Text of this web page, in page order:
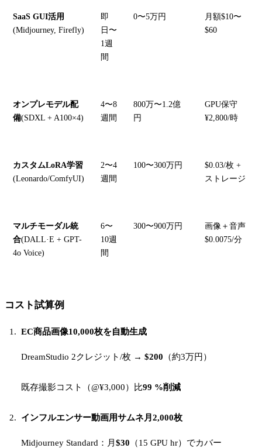
SaaS GUI活用
(Midjourney, Firefly)
即
日〜
1週
間
0〜5万円
月額$10〜
$60
オンプレモデル配
備(SDXL + A100×4)
4〜8
週間
800万〜1.2億
円
GPU保守
¥2,800/時
カスタムLoRA学習
(Leonardo/ComfyUI)
2〜4
週間
100〜300万円
$0.03/枚 +
ストレージ
マルチモーダル統
合(DALL·E + GPT-
4o Voice)
6〜
10週
間
300〜900万円
画像＋音声
$0.0075/分
コスト試算例
EC商品画像10,000枚を自動生成
DreamStudio 2クレジット/枚 → $200 （約3万円）
既存撮影コスト（@¥3,000）比99 %削減
インフルエンサー動画用サムネ月2,000枚
Midjourney Standard：月 $30 （15 GPU hr）でカバー